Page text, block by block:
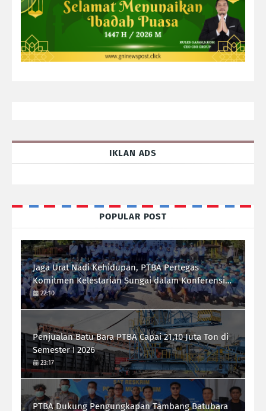
IKLAN ADS
POPULAR POST
Jaga Urat Nadi Kehidupan, PTBA Pertegas
Komitmen Kelestarian Sungai dalam Konferensi
Sungai Indonesia 2026
22:10
Penjualan Batu Bara PTBA Capai 21,10 Juta Ton di
Semester I 2026
23:17
PTBA Dukung Pengungkapan Tambang Batubara